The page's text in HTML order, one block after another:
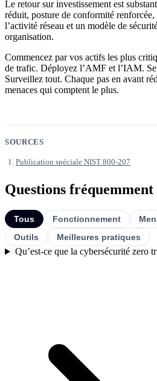
Le retour sur investissement est
réduit, posture de conformité
l’activité réseau et un modèle de
organisation.
Commencez par vos actifs les plus
de trafic. Déployez l’AMF et l’IAM.
Surveillez tout. Chaque pas en avant
menaces qui comptent le plus.
SOURCES
Publication spéciale NIST 800-207
Questions fréquemment
Tous Fonctionnement
Outils
Meilleures pratiques
Qu’est-ce que la cybersécurité zero